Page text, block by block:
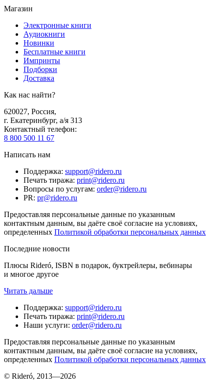
Магазин
Электронные книги
Аудиокниги
Новинки
Бесплатные книги
Импринты
Подборки
Доставка
Как нас найти?
620027, Россия,
г. Екатеринбург, а/я 313
Контактный телефон:
8 800 500 11 67
Написать нам
Поддержка: support@ridero.ru
Печать тиража: print@ridero.ru
Вопросы по услугам: order@ridero.ru
PR: pr@ridero.ru
Предоставляя персональные данные по указанным
контактным данным, вы даёте своё согласие на условиях,
определенных Политикой обработки персональных данных
Последние новости
Плюсы Rideró, ISBN в подарок, буктрейлеры, вебинары
и многое другое
Читать дальше
Поддержка: support@ridero.ru
Печать тиража: print@ridero.ru
Наши услуги: order@ridero.ru
Предоставляя персональные данные по указанным
контактным данным, вы даёте своё согласие на условиях,
определенных Политикой обработки персональных данных
© Rideró, 2013—2026